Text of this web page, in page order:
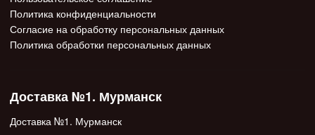
Политика конфиденциальности
Согласие на обработку персональных данных
Политика обработки персональных данных
Доставка №1. Мурманск
Доставка №1. Мурманск